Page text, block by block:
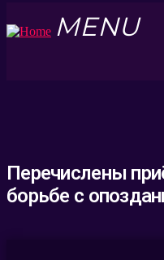
MENU
Перечислены
борьбе с